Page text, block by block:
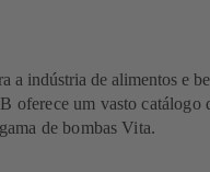
a indústria de alimentos e
oferece um vasto catálogo
de bombas Vita.